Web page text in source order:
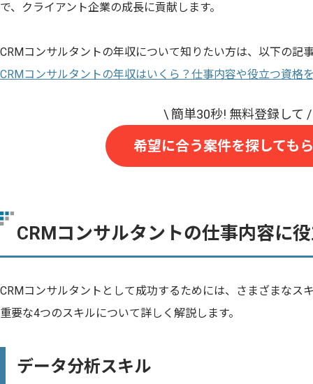
で、クライアント企業の成長に貢献します。
CRMコンサルタントの年収について知りたい方は、以下の記
CRMコンサルタントの年収はいくら？仕事内容や役立つ資格
希望に合う案件を探しても
CRMコンサルタントの仕事内容に
CRMコンサルタントとして成功するためには、さまざまなス
重要な4つのスキルについて詳しく解説します。
データ分析スキル